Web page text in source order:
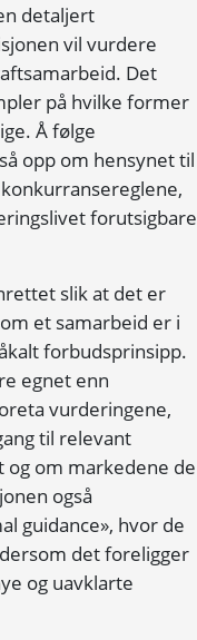
detaljert
vil vurdere
Det
på hvilke former
Å følge
opp om hensynet til
forutsigbare
slik at det er
et samarbeid er i
forbudsprinsipp.
egnet enn
vurderingene,
til relevant
om markedene de
også
guidance», hvor de
det foreligger
og uavklarte